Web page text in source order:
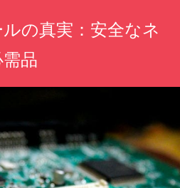
の真実：安全なネ
品